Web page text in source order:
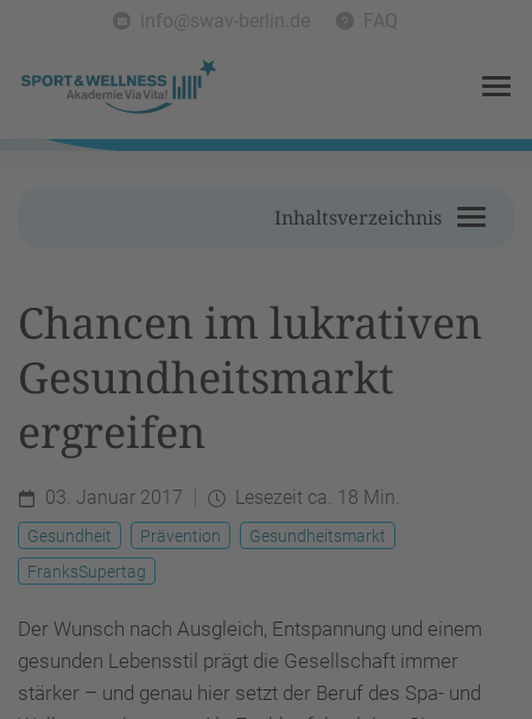
info@swav-berlin.de FAQ
Inhaltsverzeichnis
Chancen im lukrativen
Gesundheitsmarkt
ergreifen
03. Januar 2017 Lesezeit ca. 18 Min.
Gesundheit Prävention
Gesundheitsmarkt
FranksSupertag
Der Wunsch nach Ausgleich, Entspannung und einem
gesunden Lebensstil prägt die Gesellschaft immer
stärker – und genau hier setzt der Beruf des Spa- und